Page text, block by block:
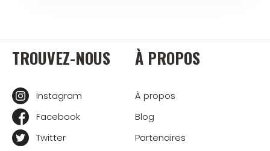
TROUVEZ-NOUS
Instagram
Facebook
Twitter
À PROPOS
À propos
Blog
Partenaires